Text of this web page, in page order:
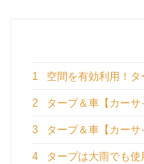
1 空間を有効利用！
2 タープ＆車【カー
3 タープ＆車【カー
4 タープは大雨でも